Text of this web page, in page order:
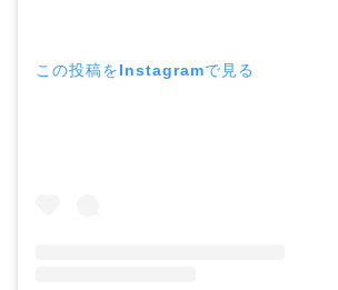
この投稿をInstagramで見る